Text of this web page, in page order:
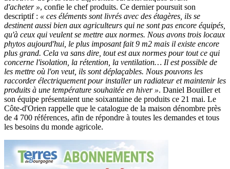
d'acheter », confie le chef produits. Ce dernier poursuit son
descriptif : « ces éléments sont livrés avec des étagères, ils se
destinent aussi bien aux agriculteurs qui ne sont pas encore équipés,
qu'à ceux qui veulent se mettre aux normes. Nous avons trois locaux
phytos aujourd'hui, le plus imposant fait 9 m2 mais il existe encore
plus grand. Cela va sans dire, tout est aux normes pour tout ce qui
concerne l'isolation, la rétention, la ventilation… Il est possible de
les mettre où l'on veut, ils sont déplaçables. Nous pouvons les
raccorder électriquement pour installer un radiateur et maintenir les
produits à une température souhaitée en hiver ». Daniel Bouiller et
son équipe présentaient une soixantaine de produits ce 21 mai. Le
Côte-d'Orien rappelle que le catalogue de la maison dénombre près
de 4 700 références, afin de répondre à toutes les demandes et tous
les besoins du monde agricole.